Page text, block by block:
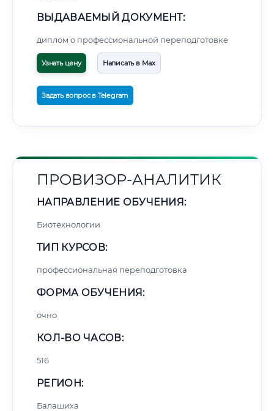
ВЫДАВАЕМЫЙ ДОКУМЕНТ:
диплом о профессиональной переподготовке
Узнать цену Написать в Max
Задать вопрос в Telegram
ПРОВИЗОР-АНАЛИТИК
НАПРАВЛЕНИЕ ОБУЧЕНИЯ:
Биотехнологии
ТИП КУРСОВ:
профессиональная переподготовка
ФОРМА ОБУЧЕНИЯ:
очно
КОЛ-ВО ЧАСОВ:
516
РЕГИОН:
Балашиха